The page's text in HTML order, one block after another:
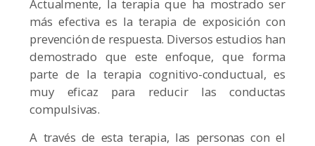
Actualmente, la terapia que ha mostrado ser
más efectiva es la terapia de exposición con
prevención de respuesta. Diversos estudios han
demostrado que este enfoque, que forma
parte de la terapia cognitivo-conductual, es
muy eficaz para reducir las conductas
compulsivas.
A través de esta terapia, las personas con el